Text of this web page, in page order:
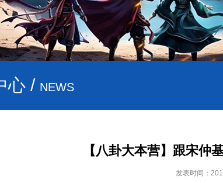
心 / NEWS
【八卦大本营】跟宋仲
发表时间：